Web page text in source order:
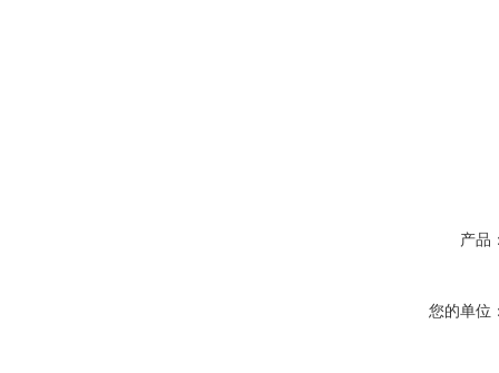
产品
您的单位